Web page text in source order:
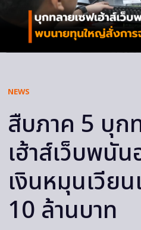
NEWS
สืบภาค 5 บุก
เฮ้าส์เว็บพนั
เงินหมุนเวีย
10 ล้านบาท